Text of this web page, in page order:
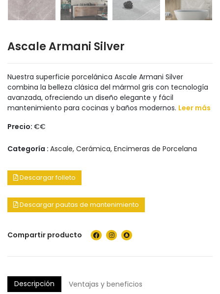
Ascale Armani Silver
Nuestra superficie porcelánica Ascale Armani Silver
combina la belleza clásica del mármol gris con tecnología
avanzada, ofreciendo un diseño elegante y fácil
mantenimiento para cocinas y baños modernos. Leer más
Precio: €€
Categoría : Ascale, Cerámica, Encimeras de Porcelana
Descargar folleto
Descargar pautas de mantenimiento
Compartir producto
Descripción
Ventajas y beneficios